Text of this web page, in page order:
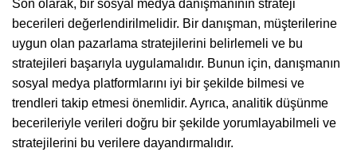
Son olarak, bir sosyal medya danışmanının strateji
becerileri değerlendirilmelidir. Bir danışman, müşterilerine
uygun olan pazarlama stratejilerini belirlemeli ve bu
stratejileri başarıyla uygulamalıdır. Bunun için, danışmanın
sosyal medya platformlarını iyi bir şekilde bilmesi ve
trendleri takip etmesi önemlidir. Ayrıca, analitik düşünme
becerileriyle verileri doğru bir şekilde yorumlayabilmeli ve
stratejilerini bu verilere dayandırmalıdır.